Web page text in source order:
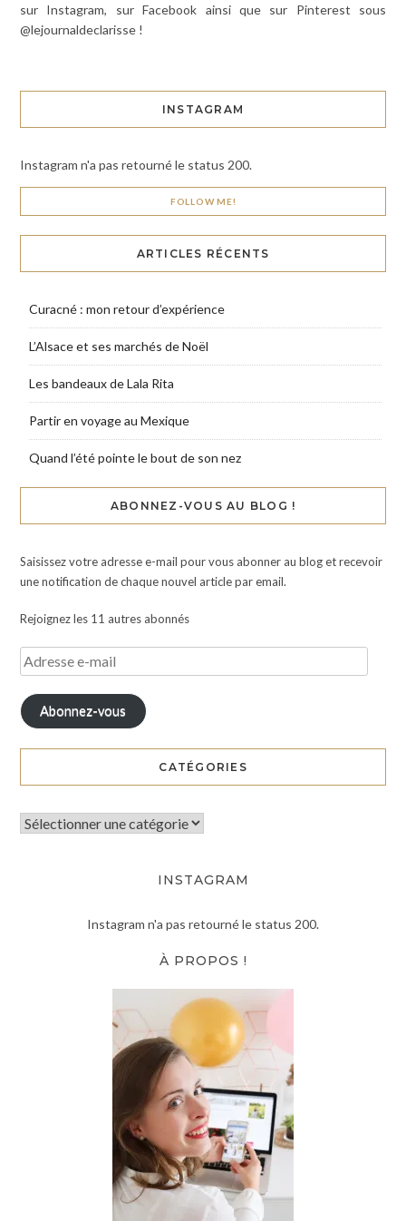
sur Instagram, sur Facebook ainsi que sur Pinterest sous
@lejournaldeclarisse !
INSTAGRAM
Instagram n'a pas retourné le status 200.
FOLLOW ME!
ARTICLES RÉCENTS
Curacné : mon retour d’expérience
L’Alsace et ses marchés de Noël
Les bandeaux de Lala Rita
Partir en voyage au Mexique
Quand l’été pointe le bout de son nez
ABONNEZ-VOUS AU BLOG !
Saisissez votre adresse e-mail pour vous abonner au blog et recevoir
une notification de chaque nouvel article par email.
Rejoignez les 11 autres abonnés
Abonnez-vous
CATÉGORIES
INSTAGRAM
Instagram n'a pas retourné le status 200.
À PROPOS !